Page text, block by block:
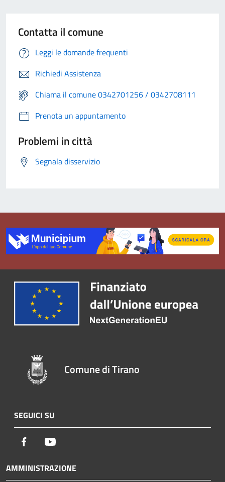
Contatta il comune
Leggi le domande frequenti
Richiedi Assistenza
Chiama il comune 0342701256 / 0342708111
Prenota un appuntamento
Problemi in città
Segnala disservizio
Comune di Tirano
SEGUICI SU
Facebook
AMMINISTRAZIONE